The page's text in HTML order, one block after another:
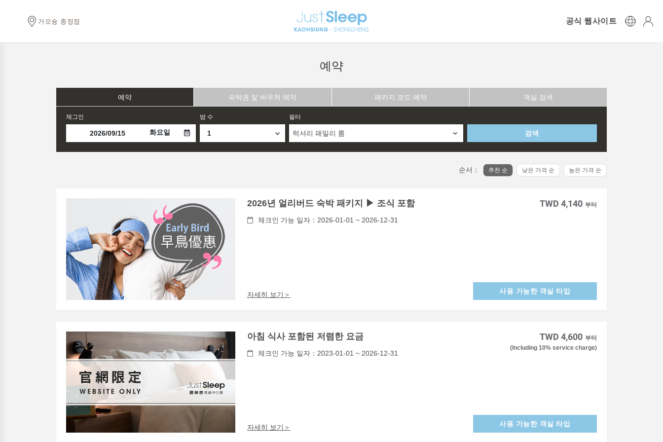
가오슝 종정점 공식 웹사이트
예약
예약 숙박권 및 바우처 예약 패키지 코드 예약 객실 검색
체그인
화요일
밤 수 필터
럭셔리 패밀리 룸 검색
순서： 추천 순 낮은 가격 순 높은 가격 순
2026년 얼리버드 숙박 패키지 ▶ 조식 포함
체크인 가능 일자：2026-01-01 ~ 2026-12-31
자세히 보기＞
TWD 4,140 부터
사용 가능한 객실 타입
아침 식사 포함된 저렴한 요금
체크인 가능 일자：2023-01-01 ~ 2026-12-31
자세히 보기＞
TWD 4,600 부터
(Including 10% service charge)
사용 가능한 객실 타입